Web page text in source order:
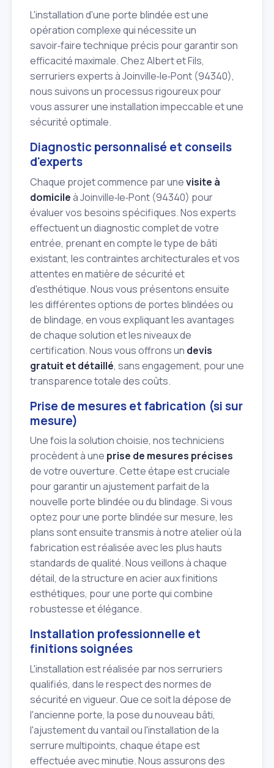
L'installation d'une porte blindée est une
opération complexe qui nécessite un
savoir‑faire technique précis pour garantir son
efficacité maximale. Chez Albert et Fils,
serruriers experts à Joinville‑le‑Pont (94340),
nous suivons un processus rigoureux pour
vous assurer une installation impeccable et une
sécurité optimale.
Diagnostic personnalisé et conseils
d'experts
Chaque projet commence par unevisite à
domicileà Joinville‑le‑Pont (94340) pour
évaluer vos besoins spécifiques. Nos experts
effectuent un diagnostic complet de votre
entrée, prenant en compte le type de bâti
existant, les contraintes architecturales et vos
attentes en matière de sécurité et
d'esthétique. Nous vous présentons ensuite
les différentes options de portes blindées ou
de blindage, en vous expliquant les avantages
de chaque solution et les niveaux de
certification. Nous vous offrons un devis
gratuit et détaillé, sans engagement, pour une
transparence totale des coûts.
Prise de mesures et fabrication (si sur
mesure)
Une fois la solution choisie, nos techniciens
procèdent à une prise de mesures précises
de votre ouverture. Cette étape est cruciale
pour garantir un ajustement parfait de la
nouvelle porte blindée ou du blindage. Si vous
optez pour une porte blindée sur mesure, les
plans sont ensuite transmis à notre atelier où la
fabrication est réalisée avec les plus hauts
standards de qualité. Nous veillons à chaque
détail, de la structure en acier aux finitions
esthétiques, pour une porte qui combine
robustesse et élégance.
Installation professionnelle et
finitions soignées
L'installation est réalisée par nos serruriers
qualifiés, dans le respect des normes de
sécurité en vigueur. Que ce soit la dépose de
l'ancienne porte, la pose du nouveau bâti,
l'ajustement du vantail ou l'installation de la
serrure multipoints, chaque étape est
effectuée avec minutie. Nous assurons des